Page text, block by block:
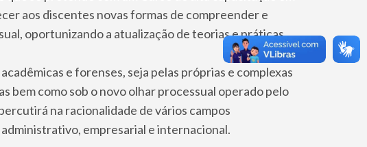
aos discentes novas formas de compreender e
oportunizando a atualização de teorias e práticas
e forenses, seja pelas próprias e complexas
bem como sob o novo olhar processual operado pelo
na racionalidade de vários campos
empresarial e internacional.